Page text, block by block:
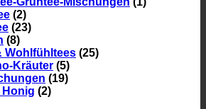
(2)
(23)
(8)
Wohlfühltees (25)
Kräuter (5)
(19)
(2)